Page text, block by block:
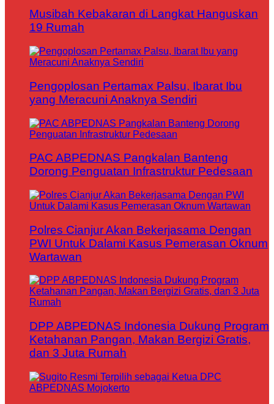
Musibah Kebakaran di Langkat Hanguskan
19 Rumah
Pengoplosan Pertamax Palsu, Ibarat Ibu
yang Meracuni Anaknya Sendiri
PAC ABPEDNAS Pangkalan Banteng
Dorong Penguatan Infrastruktur Pedesaan
Polres Cianjur Akan Bekerjasama Dengan
PWI Untuk Dalami Kasus Pemerasan Oknum
Wartawan
DPP ABPEDNAS Indonesia Dukung Program
Ketahanan Pangan, Makan Bergizi Gratis,
dan 3 Juta Rumah